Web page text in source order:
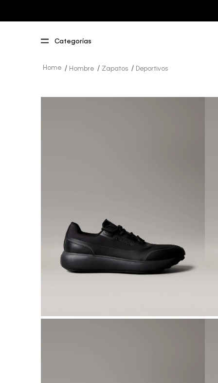
Hombre Zapatos Deportivos